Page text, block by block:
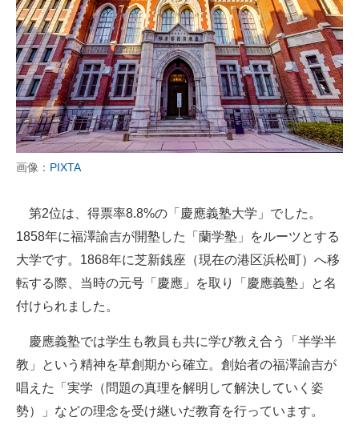
画像： PIXTA
第2位は、得票率8.8%の「慶應義塾大学」でした。
1858年に福澤諭吉が開塾した「蘭学塾」をルーツとする
大学です。1868年に芝新銭座（現在の港区浜松町）へ移
転する際、当時の元号「慶應」を取り「慶應義塾」と名
付けられました。
慶應義塾では学生も教員も共に学び教え合う「半学半
教」という精神を草創期から確立。創始者の福澤諭吉が
唱えた「実学（問題の真理を解明して解決していく姿
勢）」などの理念を受け継いだ教育を行っています。